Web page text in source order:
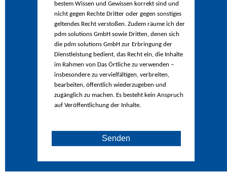
bestem Wissen und Gewissen korrekt sind und
nicht gegen Rechte Dritter oder gegen sonstiges
geltendes Recht verstoßen. Zudem räume ich der
pdm solutions GmbH sowie Dritten, denen sich
die pdm solutions GmbH zur Erbringung der
Dienstleistung bedient, das Recht ein, die Inhalte
im Rahmen von Das Örtliche zu verwenden –
insbesondere zu vervielfältigen, verbreiten,
bearbeiten, öffentlich wiederzugeben und
zugänglich zu machen. Es besteht kein Anspruch
auf Veröffentlichung der Inhalte.
Senden